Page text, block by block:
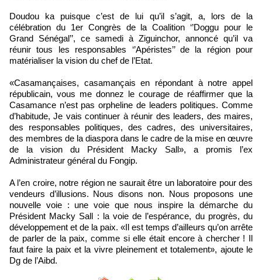
Doudou ka puisque c’est de lui qu’il s’agit, a, lors de la
célébration du 1er Congrès de la Coalition ‘’Doggu pour le
Grand Sénégal’’, ce samedi à Ziguinchor, annoncé qu’il va
réunir tous les responsables ‘’Apéristes’’ de la région pour
matérialiser la vision du chef de l’Etat.
«Casamançaises, casamançais en répondant à notre appel
républicain, vous me donnez le courage de réaffirmer que la
Casamance n’est pas orpheline de leaders politiques. Comme
d’habitude, Je vais continuer à réunir des leaders, des maires,
des responsables politiques, des cadres, des universitaires,
des membres de la diaspora dans le cadre de la mise en œuvre
de la vision du Président Macky Sall», a promis l’ex
Administrateur général du Fongip.
A l’en croire, notre région ne saurait être un laboratoire pour des
vendeurs d’illusions. Nous disons non. Nous proposons une
nouvelle voie : une voie que nous inspire la démarche du
Président Macky Sall : la voie de l’espérance, du progrès, du
développement et de la paix. «Il est temps d’ailleurs qu’on arrête
de parler de la paix, comme si elle était encore à chercher ! Il
faut faire la paix et la vivre pleinement et totalement», ajoute le
Dg de l’Aibd.